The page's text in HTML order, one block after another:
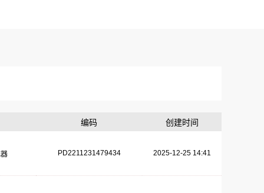
编码 创建时间
PD2211231479434 2025-12-25 14:41